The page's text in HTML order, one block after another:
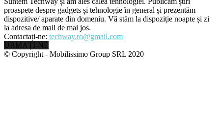
proaspete despre gadgets și tehnologie în general și prezentăm
dispozitive/ aparate din domeniu. Vă stăm la dispoziție noapte și zi
la adresa de mail de mai jos.
Contactați-ne: techway.ro@gmail.com
URMAȚI-NE
© Copyright - Mobilissimo Group SRL 2020